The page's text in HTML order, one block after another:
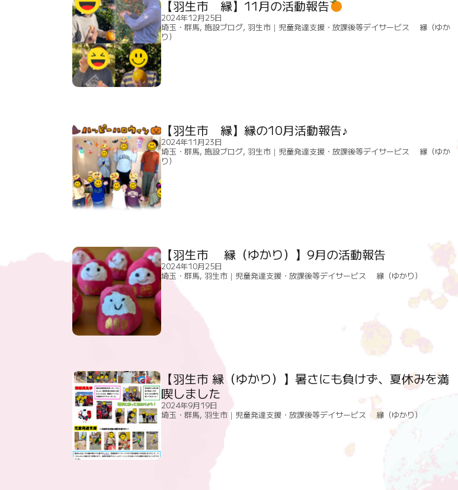
【羽生市 縁】11月の活動報告
2024年12月25日
埼玉・群馬, 施設ブログ, 羽生市｜児童発達支援・放課後等デイサービス 縁（ゆか
り）
【羽生市 縁】縁の10月活動報告♪
2024年11月23日
埼玉・群馬, 施設ブログ, 羽生市｜児童発達支援・放課後等デイサービス 縁（ゆか
り）
【羽生市 縁（ゆかり）】9月の活動報告
2024年10月25日
埼玉・群馬, 羽生市｜児童発達支援・放課後等デイサービス 縁（ゆかり）
【羽生市 縁（ゆかり）】暑さにも負けず、夏休みを満
喫しました
2024年9月19日
埼玉・群馬, 羽生市｜児童発達支援・放課後等デイサービス 縁（ゆかり）